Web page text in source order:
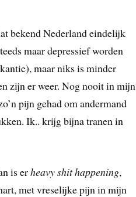
bekend Nederland eindelijk
maar depressief worden
maar niks is minder
zijn er weer. Nog nooit in mijn
pijn gehad om andermand
Ik.. krijg bijna tranen in
is erheavy shit happening,
met vreselijke pijn in mijn